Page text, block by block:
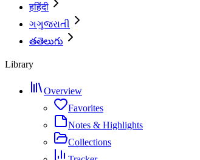
हहिंदी
ગગુજરાતી
తతెలుగు
Library
Overview
Favorites
Notes & Highlights
Collections